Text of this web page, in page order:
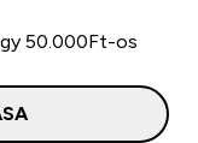
50.000Ft-os